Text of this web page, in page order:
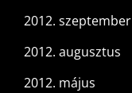
2012. szeptember
2012. augusztus
2012. május